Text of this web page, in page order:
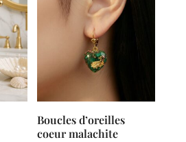
Boucles d’oreilles
coeur malachite